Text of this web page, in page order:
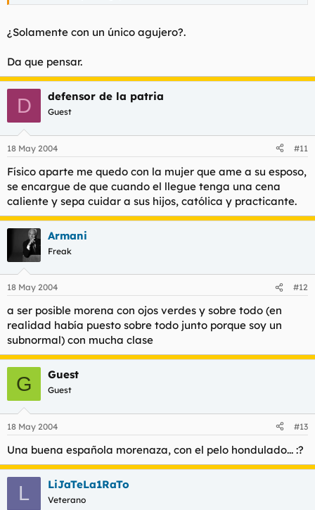
¿Solamente con un único agujero?.
Da que pensar.
D defensor de la patria
Guest
18 May 2004 #11
Físico aparte me quedo con la mujer que ame a su esposo,
se encargue de que cuando el llegue tenga una cena
caliente y sepa cuidar a sus hijos, católica y practicante.
Armani
Freak
18 May 2004 #12
a ser posible morena con ojos verdes y sobre todo (en
realidad había puesto sobre todo junto porque soy un
subnormal) con mucha clase
G Guest
Guest
18 May 2004 #13
Una buena española morenaza, con el pelo hondulado... :?
L LiJaTeLa1RaTo
Veterano